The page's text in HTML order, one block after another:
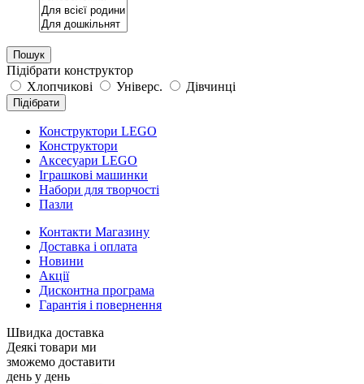
Пошук
Підібрати конструктор
Хлопчикові
Універс. Дівчинці
Підібрати
Конструктори LEGO
Конструктори
Аксесуари LEGO
Іграшкові машинки
Набори для творчості
Пазли
Контакти Магазину
Доставка і оплата
Новини
Акції
Дисконтна програма
Гарантія і повернення
Швидка доставка
Деякі товари ми
зможемо доставити
день у день